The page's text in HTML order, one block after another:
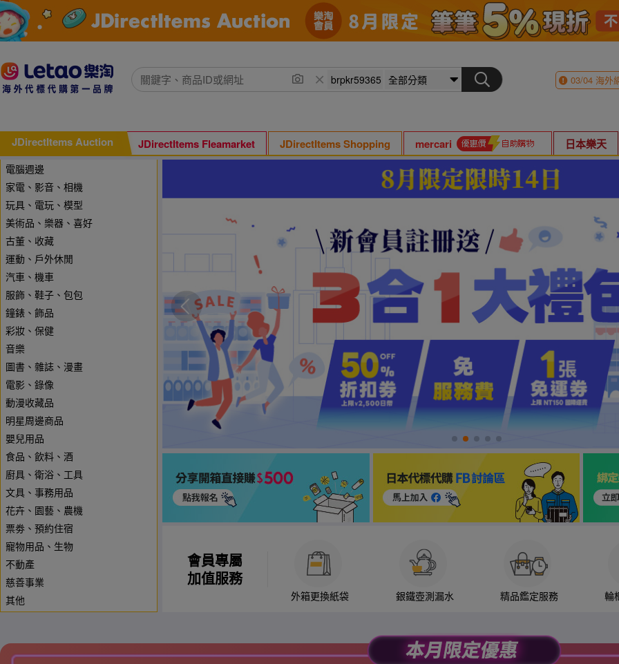
03/04海外
JDirectItems Auction JDirectItems Fleamarket JDirectItems Shopping mercari 日本樂天
電腦週邊
家電、影音、相機
玩具、電玩、模型
美術品、樂器、喜好
古董、收藏
運動、戶外休閒
汽車、機車
服飾、鞋子、包包
鐘錶、飾品
彩妝、保健
音樂
圖書、雜誌、漫畫
電影、錄像
動漫收藏品
明星周邊商品
嬰兒用品
食品、飲料、酒
廚具、衛浴、工具
文具、事務用品
花卉、園藝、農機
票劵、預約住宿
寵物用品、生物
不動產
慈善事業
其他
會員專屬
加值服務
外箱更換紙袋 銀鐵壺測漏水 精品鑑定服務 輪